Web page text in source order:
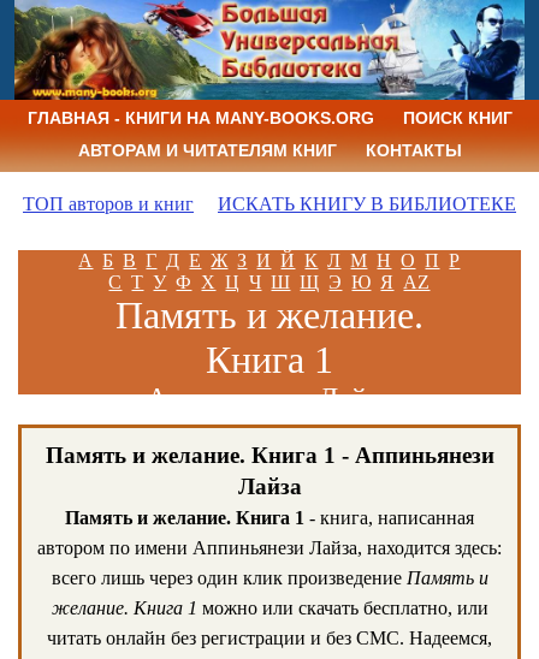
ГЛАВНАЯ - КНИГИ НА MANY-BOOKS.ORG
ПОИСК КНИГ
АВТОРАМ И ЧИТАТЕЛЯМ КНИГ
КОНТАКТЫ
ТОП авторов и книг ИСКАТЬ КНИГУ В БИБЛИОТЕКЕ
А Б В Г Д Е Ж З И Й К Л М Н О П Р
С Т У Ф Х Ц Ч Ш Щ Э Ю Я AZ
Память и желание.
Книга 1
Аппиньянези Лайза
Память и желание. Книга 1 - Аппиньянези
Лайза
Память и желание. Книга 1 - книга, написанная
автором по имени Аппиньянези Лайза, находится здесь:
всего лишь через один клик произведение Память и
желание. Книга 1 можно или скачать бесплатно, или
читать онлайн без регистрации и без СМС. Надеемся,